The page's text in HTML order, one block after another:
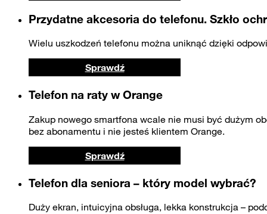
Przydatne akcesoria do telefonu. Szkło
Wielu uszkodzeń telefonu można uniknąć dzięki
Sprawdź
Telefon na raty w Orange
Zakup nowego smartfona wcale nie musi być dużym
bez abonamentu i nie jesteś klientem Orange.
Sprawdź
Telefon dla seniora – który model wybrać?
Duży ekran, intuicyjna obsługa, lekka konstrukcja –